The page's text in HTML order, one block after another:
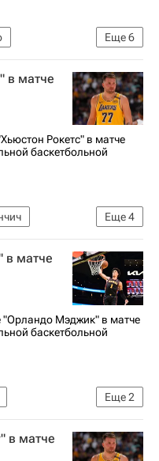
Еще6
Лейкерс
в матче
Рокетс" в матче
баскетбольной
Еще4
Селтикс
в матче
"Орландо Мэджик" в матче
баскетбольной
Еще2
в матче